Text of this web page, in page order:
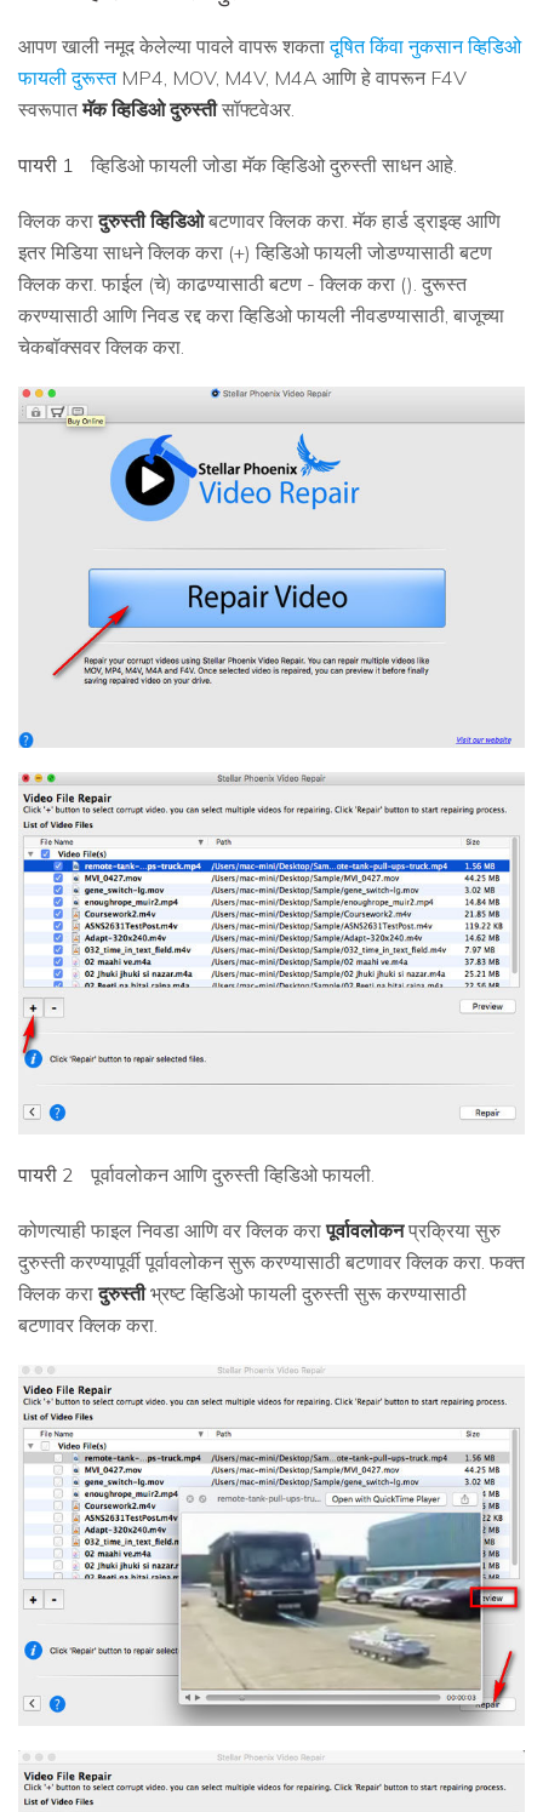
आपण खाली नमूद केलेल्या पावले वापरू शकतादूषित किंवा नुकसान व्हिडिओ
फायली दुरूस्तMP4, MOV, M4V, M4A आणि हे वापरून F4V
स्वरूपातमॅक व्हिडिओ दुरुस्तीसॉफ्टवेअर.
पायरी 1 व्हिडिओ फायली जोडा मॅक व्हिडिओ दुरुस्ती साधन आहे.
क्लिक करादुरुस्ती व्हिडिओबटणावर क्लिक करा. मॅक हार्ड ड्राइव्ह आणि
इतर मिडिया साधने क्लिक करा (+) व्हिडिओ फायली जोडण्यासाठी बटण
क्लिक करा. फाईल (चे) काढण्यासाठी बटण - क्लिक करा (). दुरूस्त
करण्यासाठी आणि निवड रद्द करा व्हिडिओ फायली नीवडण्यासाठी, बाजूच्या
चेकबॉक्सवर क्लिक करा.
पायरी 2 पूर्वावलोकन आणि दुरुस्ती व्हिडिओ फायली.
कोणत्याही फाइल निवडा आणि वर क्लिक करापूर्वावलोकनप्रक्रिया सुरु
दुरुस्ती करण्यापूर्वी पूर्वावलोकन सुरू करण्यासाठी बटणावर क्लिक करा. फक्त
क्लिक करादुरुस्तीभ्रष्ट व्हिडिओ फायली दुरुस्ती सुरू करण्यासाठी
बटणावर क्लिक करा.